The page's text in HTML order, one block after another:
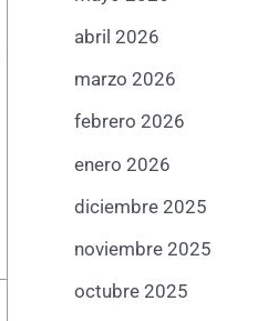
abril 2026
marzo 2026
febrero 2026
enero 2026
diciembre 2025
noviembre 2025
octubre 2025